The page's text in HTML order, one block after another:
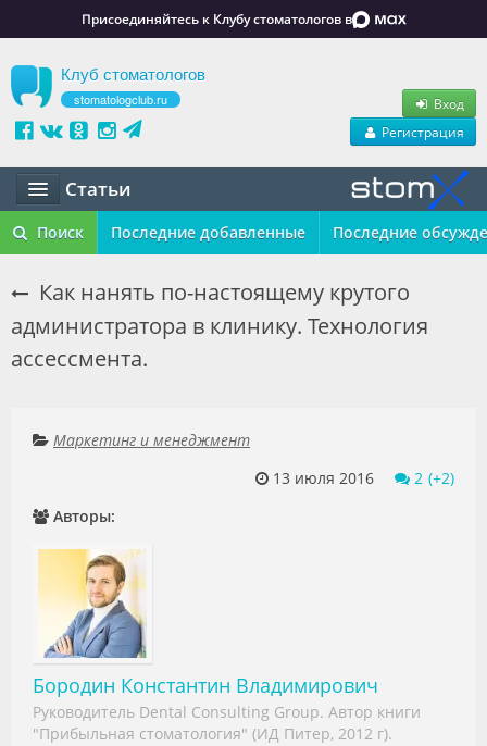
Присоединяйтесь к Клубу стоматологов в
Клуб стоматологов
stomatologclub.ru
Вход
Регистрация
Статьи
Статьи
Обучение
Вакансии
Видео
Форум
Клиники
Специалисты
Галерея
Блоги
Поиск Последние добавленные Последние
Как нанять по-настоящему крутого
администратора в клинику. Технология
ассессмента.
Маркетинг и менеджмент
13 июля 2016
2
Авторы:
Бородин Константин Владимирович
Руководитель Dental Consulting Group. Автор книги
"Прибыльная стоматология" (ИД Питер, 2012 г).